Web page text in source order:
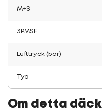
M+S
3PMSF
Lufttryck (bar)
Typ
Om detta däck